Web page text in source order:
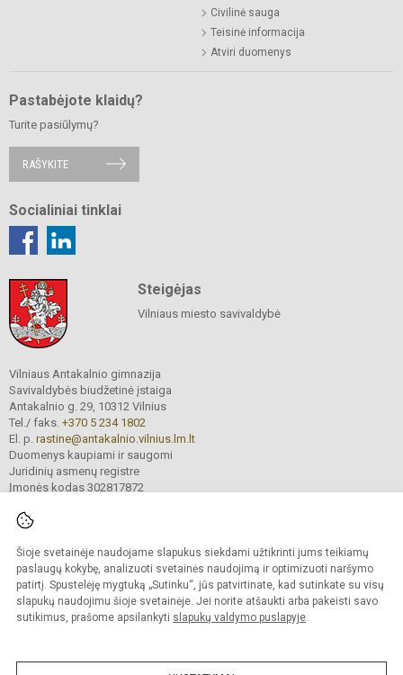
Šioje svetainėje naudojame slapukus siekdami užtikrinti jums teikiamų
paslaugų kokybę, analizuoti svetainės naudojimą ir optimizuoti naršymo
patirtį. Spustelėję mygtuką „Sutinku“, jūs patvirtinate, kad sutinkate su visų
slapukų naudojimu šioje svetainėje. Jei norite atšaukti arba pakeisti savo
sutikimus, prašome apsilankyti slapukų valdymo puslapyje.
Civilinė sauga
Teisinė informacija
Atviri duomenys
Pastabėjote klaidų?
Turite pasiūlymų?
RAŠYKITE
Socialiniai tinklai
Steigėjas
Vilniaus miesto savivaldybė
Vilniaus Antakalnio gimnazija
Savivaldybės biudžetinė įstaiga
Antakalnio g. 29, 10312 Vilnius
Tel./ faks. +370 5 234 1802
El. p. rastine@antakalnio.vilnius.lm.lt
Duomenys kaupiami ir saugomi
Juridinių asmenų registre
Įmonės kodas 302817872
© 2026. Vilniaus Antakalnio gimnazija. Visos teisės saugomos.
Kopijuoti turinį be raštiško gimnazijos sutikimo griežtai draudžiama.
Versija neįgaliesiems Slapukų valdymas